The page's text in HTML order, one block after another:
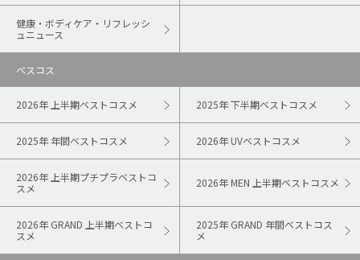
健康・ボディケア・リフレッシ
ュニュース
ベスコス
2026年 上半期ベストコスメ 2025年 下半期ベストコスメ
2025年 年間ベストコスメ 2026年 UVベストコスメ
2026年 上半期プチプラベストコ
スメ
2026年 MEN 上半期ベストコスメ
2026年 GRAND 上半期ベストコ
スメ
2025年 GRAND 年間ベストコス
メ